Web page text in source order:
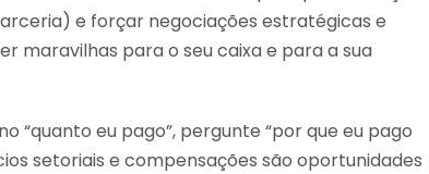
e forçar negociações estratégicas e
maravilhas para o seu caixa e para a sua
“quanto eu pago”, pergunte “por que eu pago
setoriais e compensações são oportunidades